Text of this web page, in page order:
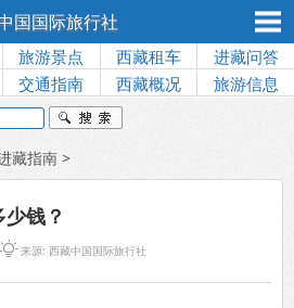
国国际旅行社
旅游景点 西藏租车
进藏问答
交通指南 西藏概况 旅游信息
藏指南 >
钱？
来源: 西藏中国国际旅行社